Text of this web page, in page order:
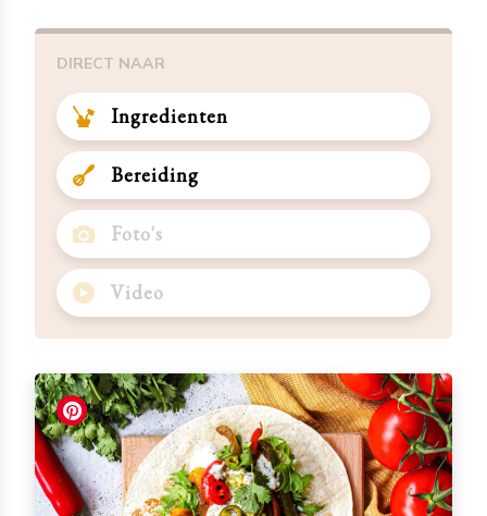
DIRECT NAAR
Ingredienten
Bereiding
Foto's
Video